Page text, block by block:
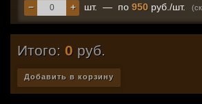
+
− шт. — по 950 руб./шт.
Итого: 0 руб.
Добавить в корзину